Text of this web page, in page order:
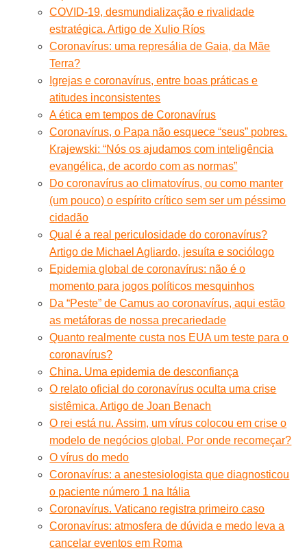
COVID-19, desmundialização e rivalidade
estratégica. Artigo de Xulio Ríos
Coronavírus: uma represália de Gaia, da Mãe
Terra?
Igrejas e coronavírus, entre boas práticas e
atitudes inconsistentes
A ética em tempos de Coronavírus
Coronavírus, o Papa não esquece “seus” pobres.
Krajewski: “Nós os ajudamos com inteligência
evangélica, de acordo com as normas”
Do coronavírus ao climatovírus, ou como manter
(um pouco) o espírito crítico sem ser um péssimo
cidadão
Qual é a real periculosidade do coronavírus?
Artigo de Michael Agliardo, jesuíta e sociólogo
Epidemia global de coronavírus: não é o
momento para jogos políticos mesquinhos
Da “Peste” de Camus ao coronavírus, aqui estão
as metáforas de nossa precariedade
Quanto realmente custa nos EUA um teste para o
coronavírus?
China. Uma epidemia de desconfiança
O relato oficial do coronavírus oculta uma crise
sistêmica. Artigo de Joan Benach
O rei está nu. Assim, um vírus colocou em crise o
modelo de negócios global. Por onde recomeçar?
O vírus do medo
Coronavírus: a anestesiologista que diagnosticou
o paciente número 1 na Itália
Coronavírus. Vaticano registra primeiro caso
Coronavírus: atmosfera de dúvida e medo leva a
cancelar eventos em Roma